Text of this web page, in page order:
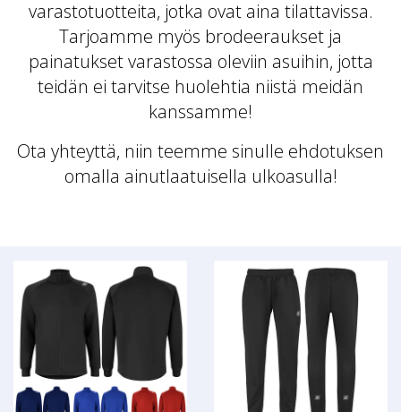
varastotuotteita, jotka ovat aina tilattavissa.
Tarjoamme myös brodeeraukset ja
painatukset varastossa oleviin asuihin, jotta
teidän ei tarvitse huolehtia niistä meidän
kanssamme!
Ota yhteyttä, niin teemme sinulle ehdotuksen
omalla ainutlaatuisella ulkoasulla!